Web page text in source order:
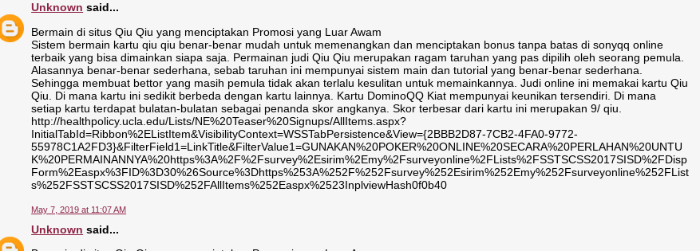
Unknown said...
Bermain di situs Qiu Qiu yang menciptakan Promosi yang Luar Awam
Sistem bermain kartu qiu qiu benar-benar mudah untuk memenangkan dan menciptakan bonus tanpa batas di sonyqq online
terbaik yang bisa dimainkan siapa saja. Permainan judi Qiu Qiu merupakan ragam taruhan yang pas dipilih oleh seorang pemula.
Alasannya benar-benar sederhana, sebab taruhan ini mempunyai sistem main dan tutorial yang benar-benar sederhana.
Sehingga membuat bettor yang masih pemula tidak akan terlalu kesulitan untuk memainkannya. Judi online ini memakai kartu Qiu
Qiu. Di mana kartu ini sedikit berbeda dengan kartu lainnya. Kartu DominoQQ Kiat mempunyai keunikan tersendiri. Di mana
setiap kartu terdapat bulatan-bulatan sebagai penanda skor angkanya. Skor terbesar dari kartu ini merupakan 9/ qiu.
http://healthpolicy.ucla.edu/Lists/NE%20Teaser%20Signups/AllItems.aspx?
InitialTabId=Ribbon%2EListItem&VisibilityContext=WSSTabPersistence&View={2BBB2D87-7CB2-4FA0-9772-
55978C1A2FD3}&FilterField1=LinkTitle&FilterValue1=GUNAKAN%20POKER%20ONLINE%20SECARA%20PERLAHAN%20UNTU
K%20PERMAINANNYA%20https%3A%2F%2Fsurvey%2Esirim%2Emy%2Fsurveyonline%2FLists%2FSSTSCSS2017SISD%2FDisp
Form%2Easpx%3FID%3D30%26Source%3Dhttps%253A%252F%252Fsurvey%252Esirim%252Emy%252Fsurveyonline%252FList
s%252FSSTSCSS2017SISD%252FAllItems%252Easpx%2523InplviewHash0f0b40
May 7, 2019 at 11:07 AM
Unknown said...